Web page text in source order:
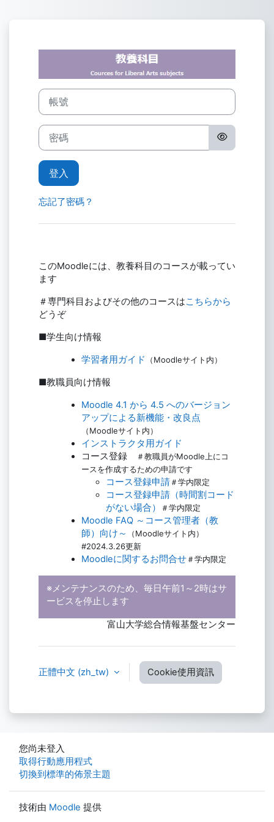
登入到富山大
帳號
密碼
登入
忘記了密碼？
このMoodleには、教養科目のコースが載ってい
ます
＃専門科目およびその他のコースはこちらから
どうぞ
■学生向け情報
学習者用ガイド （Moodleサイト内）
■教職員向け情報
Moodle 4.1 から 4.5 へのバージョン
アップによる新機能・改良点
（Moodleサイト内）
インストラクタ用ガイド
コース登録
＃教職員がMoodle上にコ
ースを作成するための申請です
コース登録申請＃学内限定
コース登録申請（時間割コード
がない場合）
＃学内限定
Moodle FAQ ～コース管理者（教
師）向け～
（Moodleサイト内）
#2024.3.26更新
Moodleに関するお問合せ＃学内限定
※メンテナンスのため、毎日午前1～2時はサ
ービスを停止します
富山大学総合情報基盤センター
正體中文 ‎(zh_tw)‎ Cookie使用資訊
您尚未登入
取得行動應用程式
切換到標準的佈景主題
技術由 Moodle 提供